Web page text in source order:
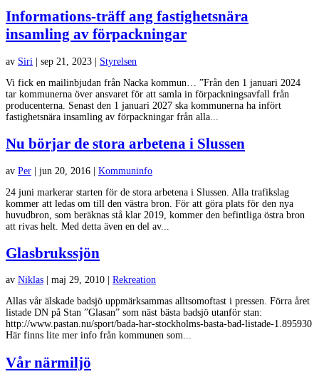
Informations-träff ang fastighetsnära
insamling av förpackningar
av Siri | sep 21, 2023 | Styrelsen
Vi fick en mailinbjudan från Nacka kommun… ”Från den 1 januari 2024
tar kommunerna över ansvaret för att samla in förpackningsavfall från
producenterna. Senast den 1 januari 2027 ska kommunerna ha infört
fastighetsnära insamling av förpackningar från alla...
Nu börjar de stora arbetena i Slussen
av Per | jun 20, 2016 | Kommuninfo
24 juni markerar starten för de stora arbetena i Slussen. Alla trafikslag
kommer att ledas om till den västra bron. För att göra plats för den nya
huvudbron, som beräknas stå klar 2019, kommer den befintliga östra bron
att rivas helt. Med detta även en del av...
Glasbrukssjön
av Niklas maj 29, 2010
Rekreation
Allas vår älskade badsjö uppmärksammas alltsomoftast i pressen. Förra året
listade DN på Stan ”Glasan” som näst bästa badsjö utanför stan:
http://www.pastan.nu/sport/bada-har-stockholms-basta-bad-listade-1.895930
Här finns lite mer info från kommunen som...
Vår närmiljö